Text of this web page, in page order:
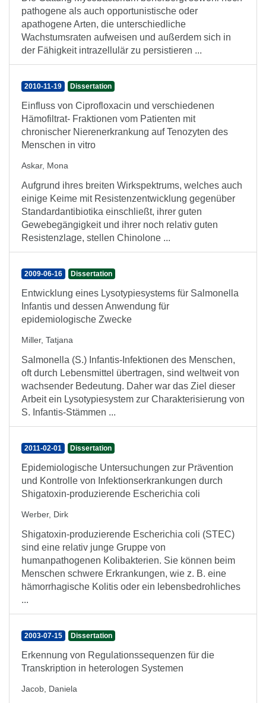
pathogene als auch opportunistische oder
apathogene Arten, die unterschiedliche
Wachstumsraten aufweisen und außerdem sich in
der Fähigkeit intrazellulär zu persistieren ...
2010-11-19 Dissertation
Einfluss von Ciprofloxacin und verschiedenen
Hämofiltrat- Fraktionen vom Patienten mit
chronischer Nierenerkrankung auf Tenozyten des
Menschen in vitro
Askar, Mona
Aufgrund ihres breiten Wirkspektrums, welches auch
einige Keime mit Resistenzentwicklung gegenüber
Standardantibiotika einschließt, ihrer guten
Gewebegängigkeit und ihrer noch relativ guten
Resistenzlage, stellen Chinolone ...
2009-06-16 Dissertation
Entwicklung eines Lysotypiesystems für Salmonella
Infantis und dessen Anwendung für
epidemiologische Zwecke
Miller, Tatjana
Salmonella (S.) Infantis-Infektionen des Menschen,
oft durch Lebensmittel übertragen, sind weltweit von
wachsender Bedeutung. Daher war das Ziel dieser
Arbeit ein Lysotypiesystem zur Charakterisierung von
S. Infantis-Stämmen ...
2011-02-01 Dissertation
Epidemiologische Untersuchungen zur Prävention
und Kontrolle von Infektionserkrankungen durch
Shigatoxin-produzierende Escherichia coli
Werber, Dirk
Shigatoxin-produzierende Escherichia coli (STEC)
sind eine relativ junge Gruppe von
humanpathogenen Kolibakterien. Sie können beim
Menschen schwere Erkrankungen, wie z. B. eine
hämorrhagische Kolitis oder ein lebensbedrohliches
...
2003-07-15 Dissertation
Erkennung von Regulationssequenzen für die
Transkription in heterologen Systemen
Jacob, Daniela